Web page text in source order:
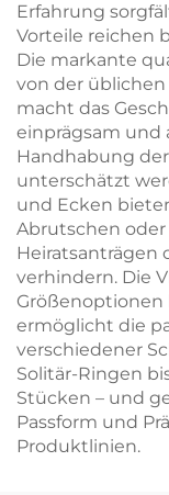
Erfahrung
Vorteile reichen
Die markante
von der
macht das
einprägsam und
Handhabung
unterschätzt
und Ecken
Abrutschen
Heiratsanträgen
verhindern. Die
Größenoptionen
ermöglicht die
verschiedener
Solitär-Ringen
Stücken – und
Passform und
Produktlinien.